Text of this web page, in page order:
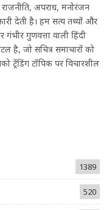
अपराध, मनोरंजन
देती है। हम सत्य तथ्यों और
गुणवत्ता वाली हिंदी
है, जो सचित्र समाचारों को
टॉपिक पर विचारशील
1389
520